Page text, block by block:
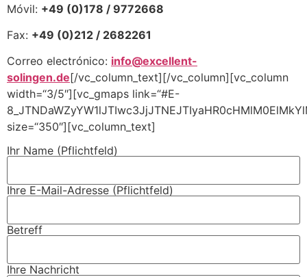
Móvil: +49 (0)178 / 9772668
Fax: +49 (0)212 / 2682261
Correo electrónico: info@excellent-
solingen.de[/vc_column_text][/vc_column][vc_column
width=“3/5″][vc_gmaps link=“#E-
size=“350″][vc_column_text]
Ihr Name (Pflichtfeld)
Ihre E-Mail-Adresse (Pflichtfeld)
Betreff
Ihre Nachricht